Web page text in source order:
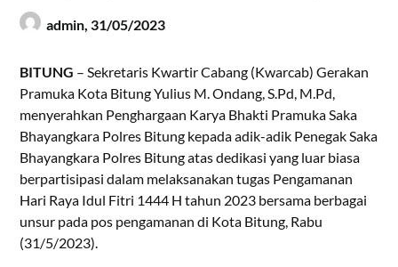
admin, 31/05/2023
BITUNG – Sekretaris Kwartir Cabang (Kwarcab) Gerakan
Pramuka Kota Bitung Yulius M. Ondang, S.Pd, M.Pd,
menyerahkan Penghargaan Karya Bhakti Pramuka Saka
Bhayangkara Polres Bitung kepada adik-adik Penegak Saka
Bhayangkara Polres Bitung atas dedikasi yang luar biasa
berpartisipasi dalam melaksanakan tugas Pengamanan
Hari Raya Idul Fitri 1444 H tahun 2023 bersama berbagai
unsur pada pos pengamanan di Kota Bitung, Rabu
(31/5/2023).